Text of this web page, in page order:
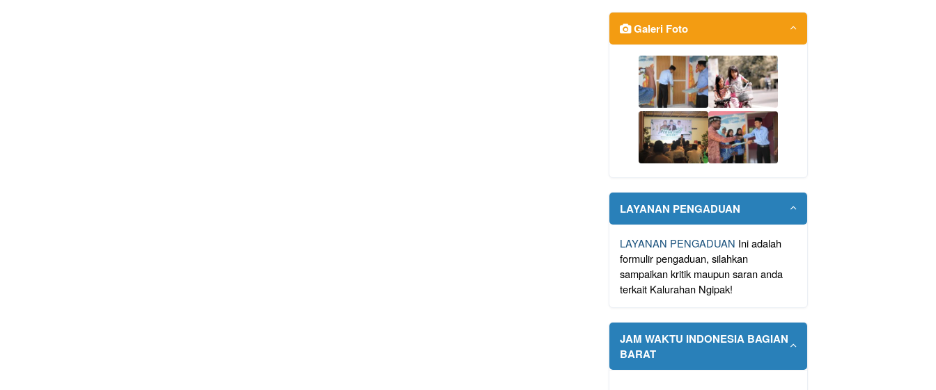
Galeri Foto
LAYANAN PENGADUAN
LAYANAN PENGADUAN Ini adalah
formulir pengaduan, silahkan
sampaikan kritik maupun saran anda
terkait Kalurahan Ngipak!
JAM WAKTU INDONESIA BAGIAN
BARAT